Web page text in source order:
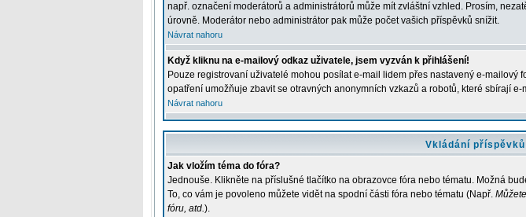
např. označení moderátorů a administrátorů může mít zvláštní vzhled. Prosím,
úrovně. Moderátor nebo administrátor pak může počet vašich příspěvků snížit.
Návrat nahoru
Když kliknu na e-mailový odkaz uživatele, jsem vyzván k přihlášení!
Pouze registrovaní uživatelé mohou posílat e-mail lidem přes nastavený e-mailový
opatření umožňuje zbavit se otravných anonymních vzkazů a robotů, které sbírají e-
Návrat nahoru
Vkládání příspěvků
Jak vložím téma do fóra?
Jednouše. Klikněte na příslušné tlačítko na obrazovce fóra nebo tématu. Možná
To, co vám je povoleno můžete vidět na spodní části fóra nebo tématu (Např.
fóru, atd.).